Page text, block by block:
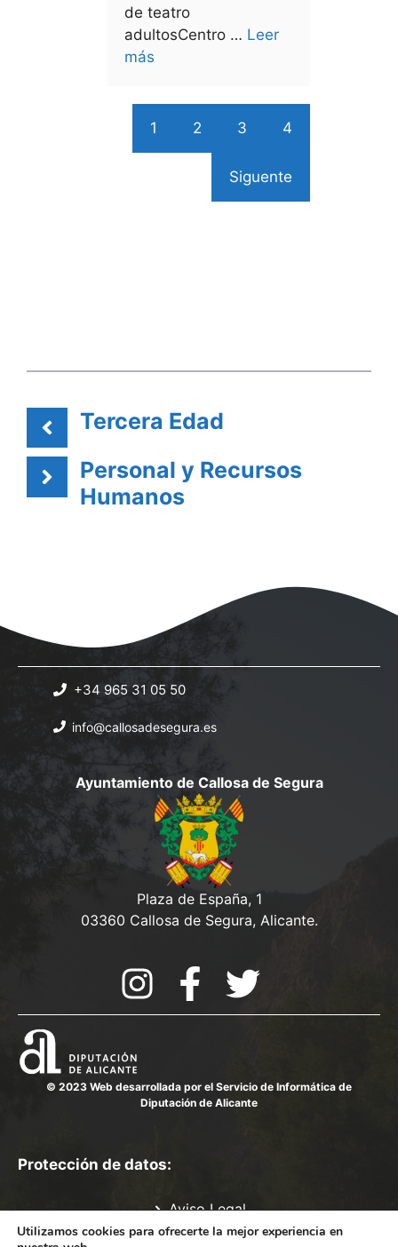
de teatro
adultosCentro … Leer
más
1 2 3 4
Siguente
Tercera Edad
Personal y Recursos
Humanos
+34 965 31 05 50
info@callosadesegura.es
Ayuntamiento de Callosa de Segura
Plaza de España, 1
03360 Callosa de Segura, Alicante.
© 2023 Web desarrollada por el Servicio de Informática de
Diputación de Alicante
Protección de datos:
Aviso Legal
Política de Privacidad
Utilizamos cookies para ofrecerte la mejor experiencia en